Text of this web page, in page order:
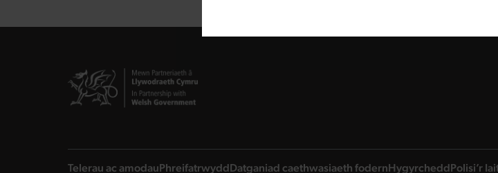
Telerau ac amodauPhreifatrwyddDatganiad caethwasiaeth fodernHygyrcheddPolisi’r